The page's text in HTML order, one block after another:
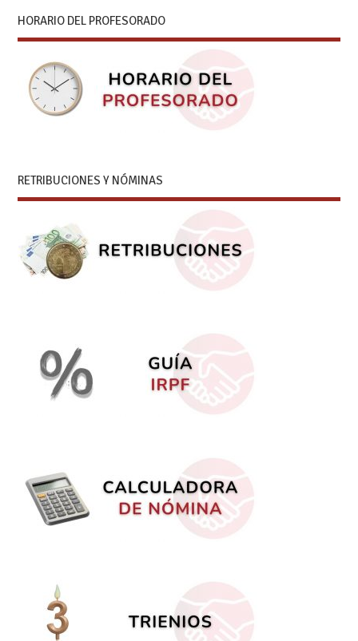
HORARIO DEL PROFESORADO
RETRIBUCIONES Y NÓMINAS